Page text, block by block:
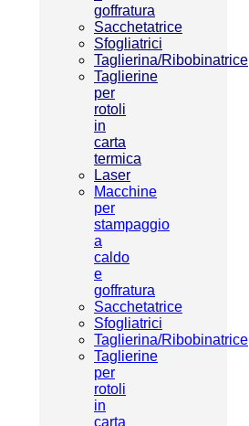
goffratura
Sacchetatrice
Sfogliatrici
Taglierina/Ribobinatrice
Taglierine
per
rotoli
in
carta
termica
Laser
Macchine
per
stampaggio
a
caldo
e
goffratura
Sacchetatrice
Sfogliatrici
Taglierina/Ribobinatrice
Taglierine
per
rotoli
in
carta